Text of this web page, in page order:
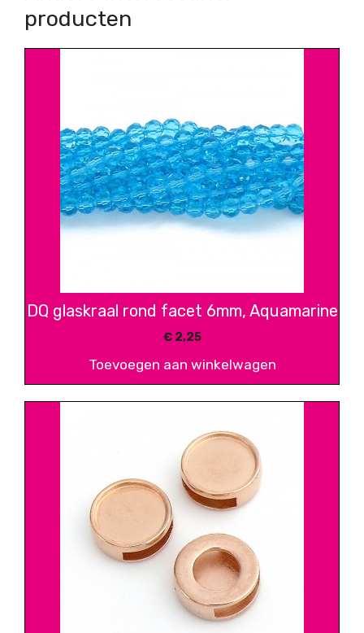
producten
DQ glaskraal rond facet 6mm, Aquamarine
€2,25
Toevoegen aan winkelwagen